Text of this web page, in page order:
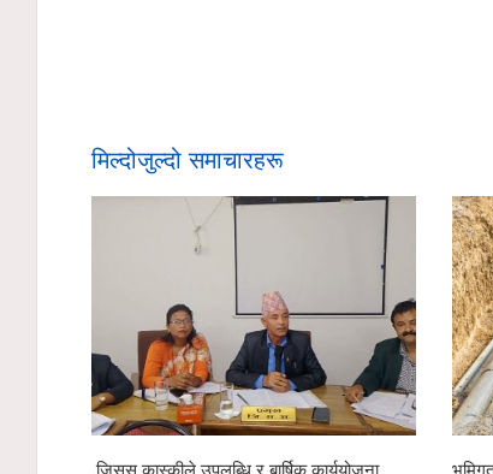
मिल्दोजुल्दो समाचारहरू
कास्कीले उपलब्धि र बार्षिक कार्ययोजना
भूमिगत